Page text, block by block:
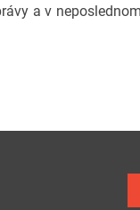
a v